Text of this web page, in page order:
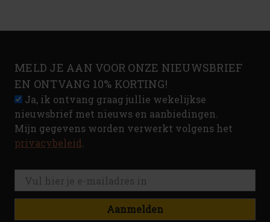
MELD JE AAN VOOR ONZE NIEUWSBRIEF
EN ONTVANG 10% KORTING!
Ja, ik ontvang graag jullie wekelijkse
nieuwsbrief met nieuws en aanbiedingen.
Mijn gegevens worden verwerkt volgens het
privacybeleid
Aanmelden